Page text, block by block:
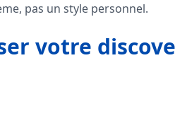
pas un style personnel.
votre